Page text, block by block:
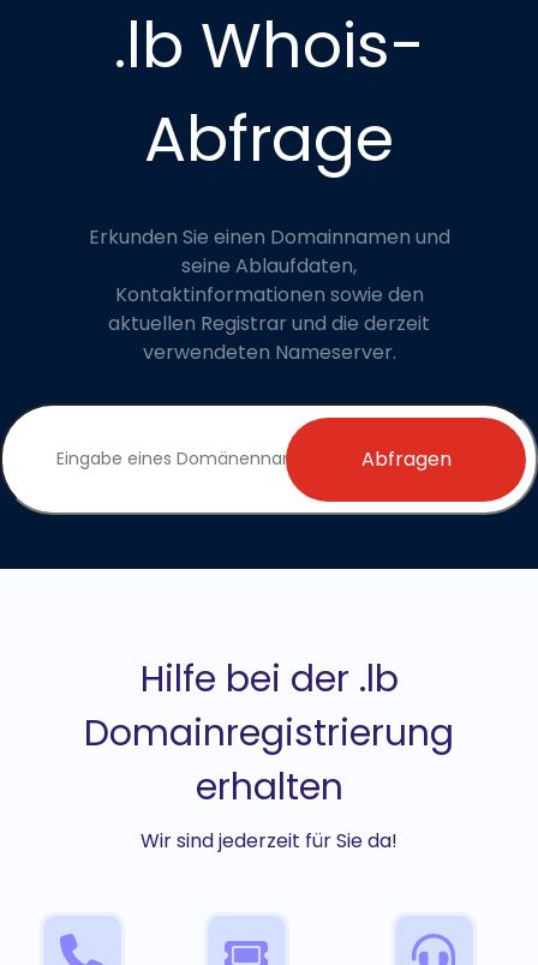
.lb Whois-
Abfrage
Erkunden Sie einen Domainnamen und
seine Ablaufdaten,
Kontaktinformationen sowie den
aktuellen Registrar und die derzeit
verwendeten Nameserver.
Abfragen
Hilfe bei der .lb
Domainregistrierung
erhalten
Wir sind jederzeit für Sie da!